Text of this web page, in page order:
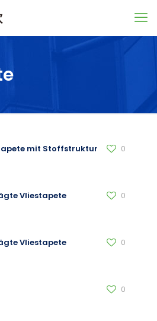
mit Stoffstruktur 0
Vliestapete 0
Vliestapete 0
0